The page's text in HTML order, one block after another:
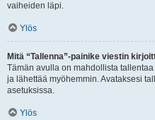
vaiheiden läpi.
Ylös
Mitä “Tallenna”-painike viestin
Tämän avulla on mahdollista
ja lähettää myöhemmin. Avataksesi
asetuksissa.
Ylös